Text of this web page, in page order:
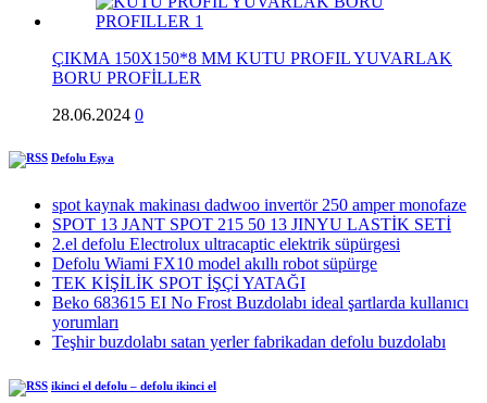
ÇIKMA 150X150*8 MM KUTU PROFIL YUVARLAK
BORU PROFİLLER
28.06.2024 0
Defolu Eşya
spot kaynak makinası dadwoo invertör 250 amper monofaze
SPOT 13 JANT SPOT 215 50 13 JINYU LASTİK SETİ
2.el defolu Electrolux ultracaptic elektrik süpürgesi
Defolu Wiami FX10 model akıllı robot süpürge
TEK KİŞİLİK SPOT İŞÇİ YATAĞI
Beko 683615 EI No Frost Buzdolabı ideal şartlarda kullanıcı
yorumları
Teşhir buzdolabı satan yerler fabrikadan defolu buzdolabı
ikinci el defolu – defolu ikinci el